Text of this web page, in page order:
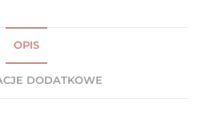
OPIS
DODATKOWE